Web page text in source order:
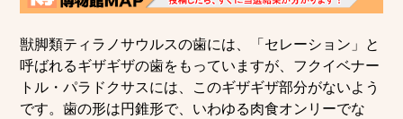
獣脚類ティラノサウルスの歯には、「セレーション」と
呼ばれるギザギザの歯をもっていますが、フクイベナー
トル・パラドクサスには、このギザギザ部分がないよう
です。歯の形は円錐形で、いわゆる肉食オンリーでな